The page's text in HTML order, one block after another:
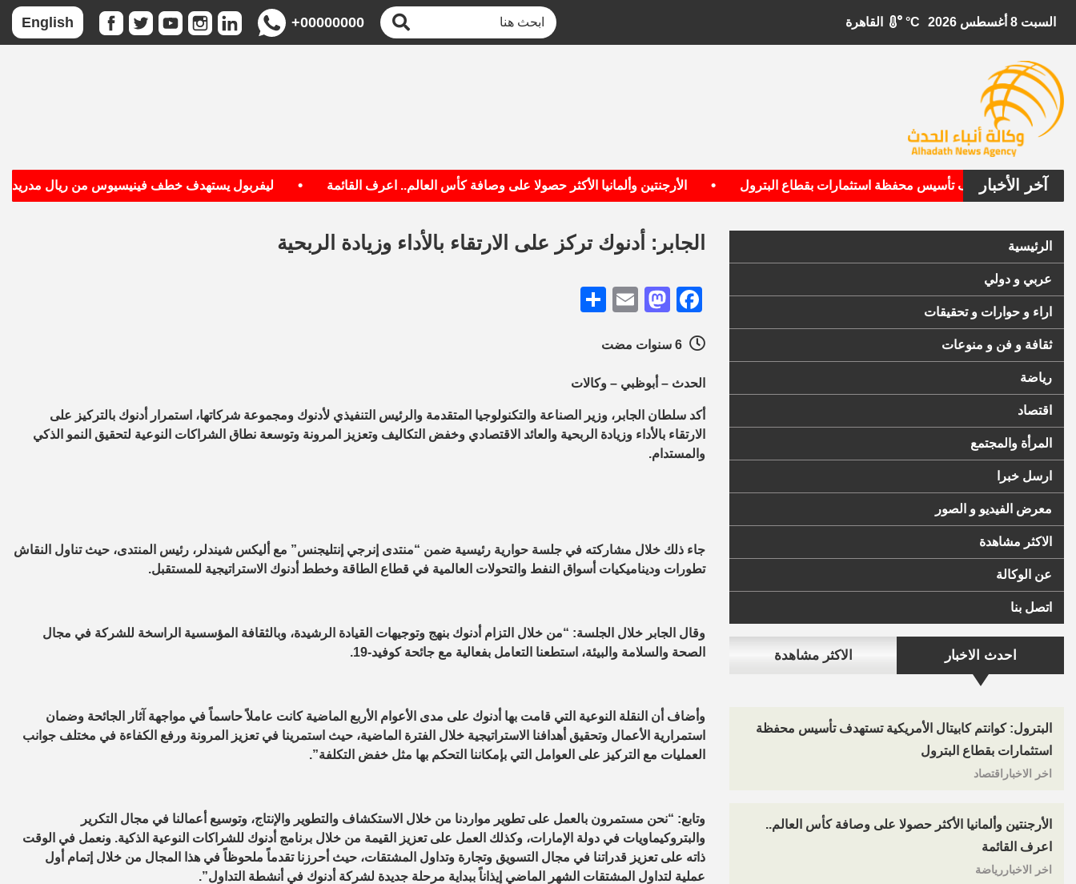
السبت 8 أغسطس 2026 °C
+00000000
English
آخر الأخبار
الأمريكية تستهدف تأسيس محفظة استثمارات بقطاع البترول • الأرجنتين وألمانيا الأكثر حصولا على وصافة كأس العالم.. اعرف القائمة • ليفربول يستهدف خطف فينيسيوس من ريال مدريد •
الرئيسية
عربي و دولي
اراء و حوارات و تحقيقات
ثقافة و فن و منوعات
رياضة
اقتصاد
المرأة والمجتمع
ارسل خبرا
معرض الفيديو و الصور
الاكثر مشاهدة
عن الوكالة
اتصل بنا
احدث الاخبار الاكثر مشاهدة
البترول: كوانتم كابيتال الأمريكية تستهدف تأسيس محفظة
استثمارات بقطاع البترول
اخر الاخباراقتصاد
الأرجنتين وألمانيا الأكثر حصولا على وصافة كأس العالم..
اعرف القائمة
اخر الاخباررياضة
الجابر: أدنوك تركز على الارتقاء بالأداء وزيادة الربحية
Facebook
Mastodon
Email
الحدث – أبوظبي – وكالات
أكد سلطان الجابر، وزير الصناعة والتكنولوجيا المتقدمة والرئيس التنفيذي لأدنوك ومجموعة شركاتها، استمرار أدنوك بالتركيز على
الارتقاء بالأداء وزيادة الربحية والعائد الاقتصادي وخفض التكاليف وتعزيز المرونة وتوسعة نطاق الشراكات النوعية لتحقيق النمو الذكي
والمستدام.
جاء ذلك خلال مشاركته في جلسة حوارية رئيسية ضمن “منتدى إنرجي إنتليجنس” مع أليكس شيندلر، رئيس المنتدى، حيث تناول النقاش
تطورات وديناميكيات أسواق النفط والتحولات العالمية في قطاع الطاقة وخطط أدنوك الاستراتيجية للمستقبل.
وقال الجابر خلال الجلسة: “من خلال التزام أدنوك بنهج وتوجيهات القيادة الرشيدة، وبالثقافة المؤسسية الراسخة للشركة في مجال
الصحة والسلامة والبيئة، استطعنا التعامل بفعالية مع جائحة كوفيد-19.
وأضاف أن النقلة النوعية التي قامت بها أدنوك على مدى الأعوام الأربع الماضية كانت عاملاً حاسماً في مواجهة آثار الجائحة وضمان
استمرارية الأعمال وتحقيق أهدافنا الاستراتيجية خلال الفترة الماضية، حيث استمرينا في تعزيز المرونة ورفع الكفاءة في مختلف جوانب
العمليات مع التركيز على العوامل التي بإمكاننا التحكم بها مثل خفض التكلفة”.
وتابع: “نحن مستمرون بالعمل على تطوير مواردنا من خلال الاستكشاف والتطوير والإنتاج، وتوسيع أعمالنا في مجال التكرير
والبتروكيماويات في دولة الإمارات، وكذلك العمل على تعزيز القيمة من خلال برنامج أدنوك للشراكات النوعية الذكية. ونعمل في الوقت
ذاته على تعزيز قدراتنا في مجال التسويق وتجارة وتداول المشتقات، حيث أحرزنا تقدماً ملحوظاً في هذا المجال من خلال إتمام أول
عملية لتداول المشتقات الشهر الماضي إيذاناً ببداية مرحلة جديدة لشركة أدنوك في أنشطة التداول”.